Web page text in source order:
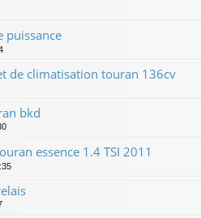
puissance
de climatisation touran 136cv
bkd
essence 1.4 TSI 2011